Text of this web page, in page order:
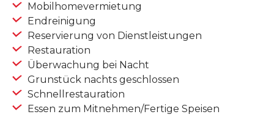
Mobilhomevermietung
Endreinigung
Reservierung von Dienstleistungen
Restauration
Überwachung bei Nacht
Grunstück nachts geschlossen
Schnellrestauration
Essen zum Mitnehmen/Fertige Speisen